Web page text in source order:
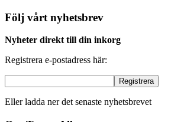
Följ vårt nyhetsbrev
Nyheter direkt till din inkorg
Registrera e-postadress här:
Eller ladda ner det senaste nyhetsbrevet